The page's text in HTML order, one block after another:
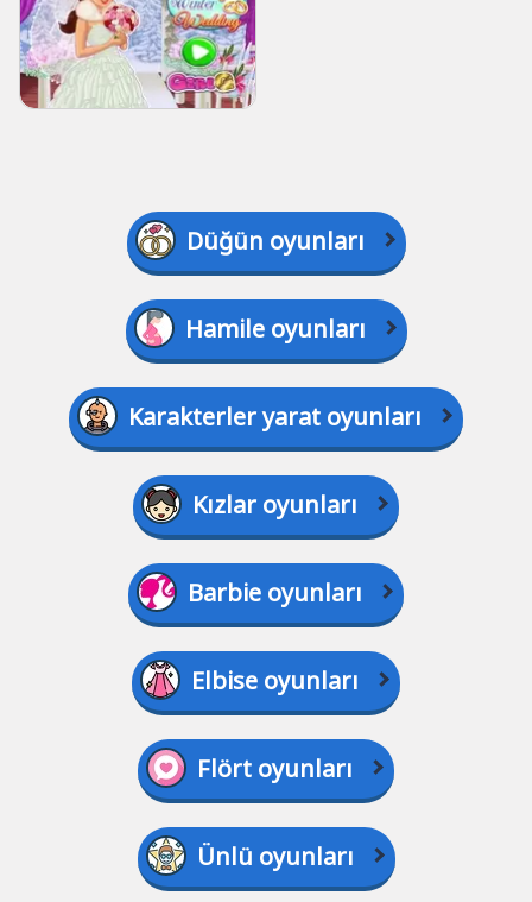
Düğün oyunları
Hamile oyunları
Karakterler yarat oyunları
Kızlar oyunları
Barbie oyunları
Elbise oyunları
Flört oyunları
Ünlü oyunları